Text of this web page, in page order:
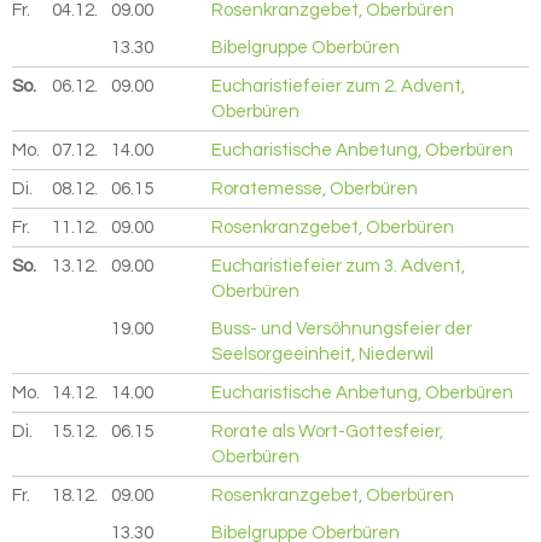
Fr. 04.12. 2026
09.00 Rosenkranzgebet, Oberbüren
13.30 Bibelgruppe Oberbüren
So. 06.12. 2026
09.00
Eucharistiefeier zum 2. Advent,
Oberbüren
Mo. 07.12. 2026
14.00 Eucharistische Anbetung, Oberbüren
Di. 08.12. 2026
06.15 Roratemesse, Oberbüren
Fr. 11.12. 2026
09.00 Rosenkranzgebet, Oberbüren
So. 13.12. 2026
09.00
Eucharistiefeier zum 3. Advent,
Oberbüren
19.00
Buss- und Versöhnungsfeier der
Seelsorgeeinheit, Niederwil
Mo. 14.12. 2026
14.00 Eucharistische Anbetung, Oberbüren
Di. 15.12. 2026
06.15
Rorate als Wort-Gottesfeier,
Oberbüren
Fr. 18.12. 2026
09.00 Rosenkranzgebet, Oberbüren
13.30 Bibelgruppe Oberbüren